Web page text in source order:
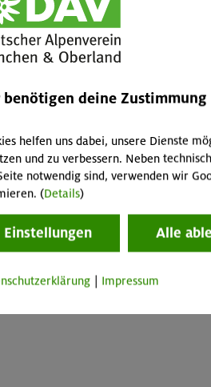
einem sehr lustigen Abend auf
benötigen deine Zustimmung
helfen uns dabei, unsere Dienste
und zu verbessern. Neben
notwendig sind, verwenden wir
(Details)
Einstellungen Alle
Impressum